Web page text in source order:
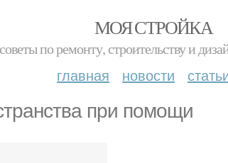
МОЯ СТРОЙКА
советы по ремонту, строительству и
главная новости
при помощи